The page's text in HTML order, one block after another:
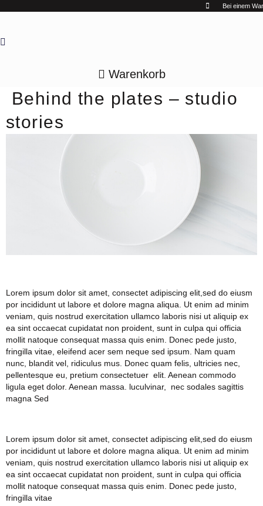
Bei einem
Warenkorb
Behind the plates – studio
stories
Lorem ipsum dolor sit amet, consectet adipiscing elit,sed do eiusm
por incididunt ut labore et dolore magna aliqua. Ut enim ad minim
veniam, quis nostrud exercitation ullamco laboris nisi ut aliquip ex
ea sint occaecat cupidatat non proident, sunt in culpa qui officia
mollit natoque consequat massa quis enim. Donec pede justo,
fringilla vitae, eleifend acer sem neque sed ipsum. Nam quam
nunc, blandit vel, ridiculus mus. Donec quam felis, ultricies nec,
pellentesque eu, pretium consectetuer elit. Aenean commodo
ligula eget dolor. Aenean massa. luculvinar, nec sodales sagittis
magna Sed
Lorem ipsum dolor sit amet, consectet adipiscing elit,sed do eiusm
por incididunt ut labore et dolore magna aliqua. Ut enim ad minim
veniam, quis nostrud exercitation ullamco laboris nisi ut aliquip ex
ea sint occaecat cupidatat non proident, sunt in culpa qui officia
mollit natoque consequat massa quis enim. Donec pede justo,
fringilla vitae